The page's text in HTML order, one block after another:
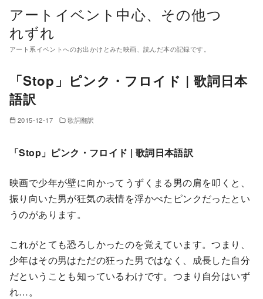
アートイベント中心、その他つ
れずれ
アート系イベントへのお出かけとみた映画、読んだ本の記録です。
「Stop」ピンク・フロイド | 歌詞日本
語訳
2015-12-17 歌詞翻訳
「Stop」ピンク・フロイド | 歌詞日本語訳
映画で少年が壁に向かってうずくまる男の肩を叩くと、
振り向いた男が狂気の表情を浮かべたピンクだったとい
うのがあります。
これがとても恐ろしかったのを覚えています。つまり、
少年はその男はただの狂った男ではなく、成長した自分
だということも知っているわけです。つまり自分はいず
れ…。